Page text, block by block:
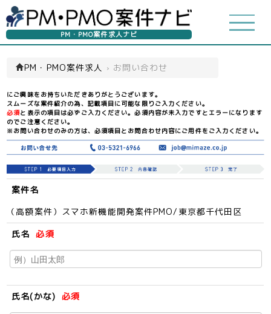
PM・PMO案件求人ナビ
PM・PMO案件求人 › お問い合わせ
にご興味をお持ちいただきありがとうございます。
スムーズな案件紹介の為、記載項目に可能な限りご入力ください。
必須と表示の項目は必ずご入力ください。必須内容が未入力ですとエラーになります
のでご注意ください。
※お問い合わせのみの方は、必須項目とお問合わせ内容にご用件をご入力ください。
案件名
（高額案件）スマホ新機能開発案件PMO/東京都千代田区
氏名 必須
氏名(かな) 必須